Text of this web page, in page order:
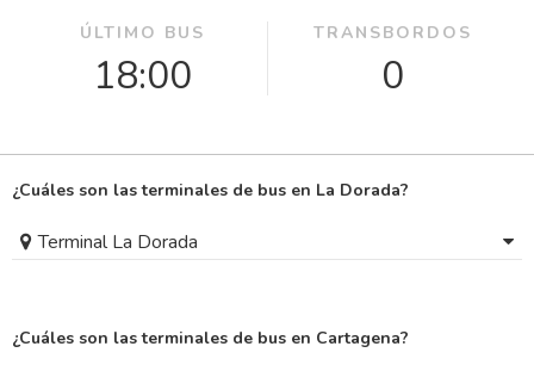
ÚLTIMO BUS
18:00
TRANSBORDOS
0
¿Cuáles son las terminales de bus en La Dorada?
Terminal La Dorada
¿Cuáles son las terminales de bus en Cartagena?